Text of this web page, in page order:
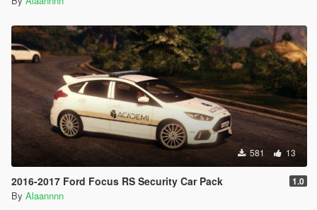
581 13
2016-2017 Ford Focus RS Security Car Pack 1.0
By Alaannnn